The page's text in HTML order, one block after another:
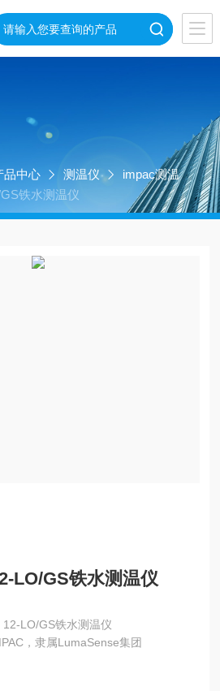
品中心 测温仪
impac测温
铁水测温仪
LO/GS铁水测温仪
12-LO/GS铁水测温仪
，隶属LumaSense集团